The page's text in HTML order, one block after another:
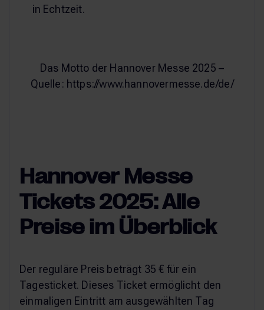
in Echtzeit.
Das Motto der Hannover Messe 2025 –
Quelle: https://www.hannovermesse.de/de/
Hannover Messe
Tickets 2025: Alle
Preise im Überblick
Der reguläre Preis beträgt 35 € für ein
Tagesticket. Dieses Ticket ermöglicht den
einmaligen Eintritt am ausgewählten Tag